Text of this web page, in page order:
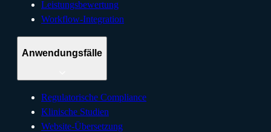
Leistungsbewertung
Workflow-Integration
Anwendungsfälle
Regulatorische Compliance
Klinische Studien
Website-Übersetzung